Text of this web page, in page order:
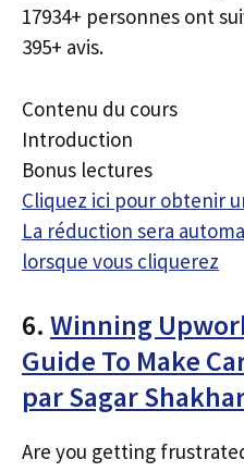
17934+ personnes ont
395+ avis.
Contenu du cours
Introduction
Bonus lectures
Cliquez ici pour obtenir
La réduction sera
lorsque vous cliquerez
6. Winning
Guide To Make
par Sagar
Are you getting